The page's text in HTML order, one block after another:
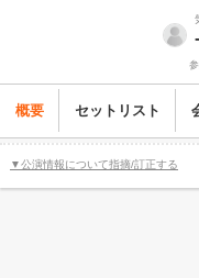
概要 セットリスト
▼公演情報について指摘/訂正する